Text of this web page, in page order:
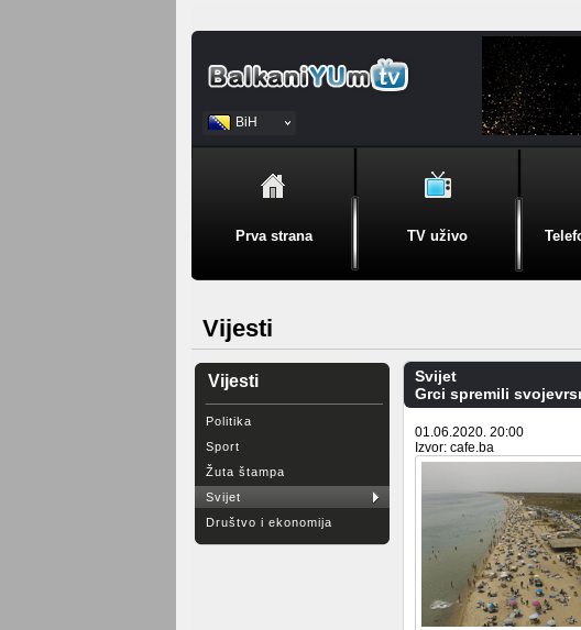
BiH
Srpski
Prva strana TV uživo
Vijesti
Vijesti
Politika
Sport
Žuta štampa
Svijet
Društvo i ekonomija
Svijet
Grci spremili
01.06.2020. 20:00
Izvor: cafe.ba